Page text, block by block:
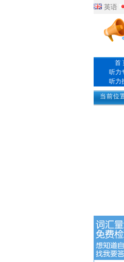
英语
首
听力
听力
当前位